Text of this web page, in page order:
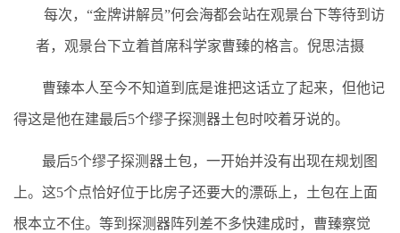
每次，“金牌讲解员”何会海都会站在观景台下等待到访
者，观景台下立着首席科学家曹臻的格言。倪思洁摄
曹臻本人至今不知道到底是谁把这话立了起来，但他记
得这是他在建最后5个缪子探测器土包时咬着牙说的。
最后5个缪子探测器土包，一开始并没有出现在规划图
上。这5个点恰好位于比房子还要大的漂砾上，土包在上面
根本立不住。等到探测器阵列差不多快建成时，曹臻察觉